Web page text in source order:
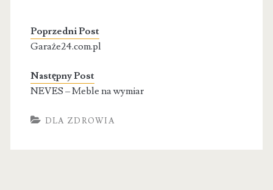
Poprzedni Post
Garaże24.com.pl
Następny Post
NEVES – Meble na wymiar
DLA ZDROWIA